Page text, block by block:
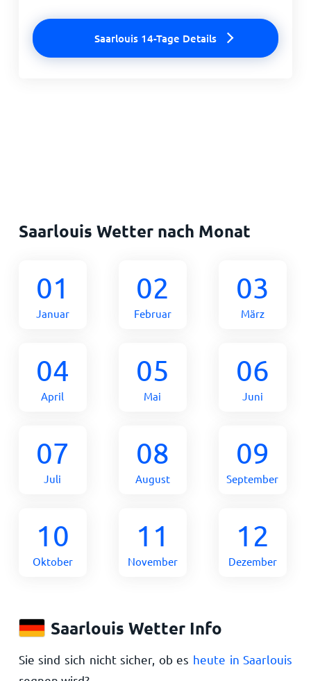
Saarlouis 14-Tage Details
Saarlouis Wetter nach Monat
01
Januar
02
Februar
03
März
04
April
05
Mai
06
Juni
07
Juli
08
August
09
September
10
Oktober
11
November
12
Dezember
Saarlouis Wetter Info
Sie sind sich nicht sicher, ob es heute in Saarlouis